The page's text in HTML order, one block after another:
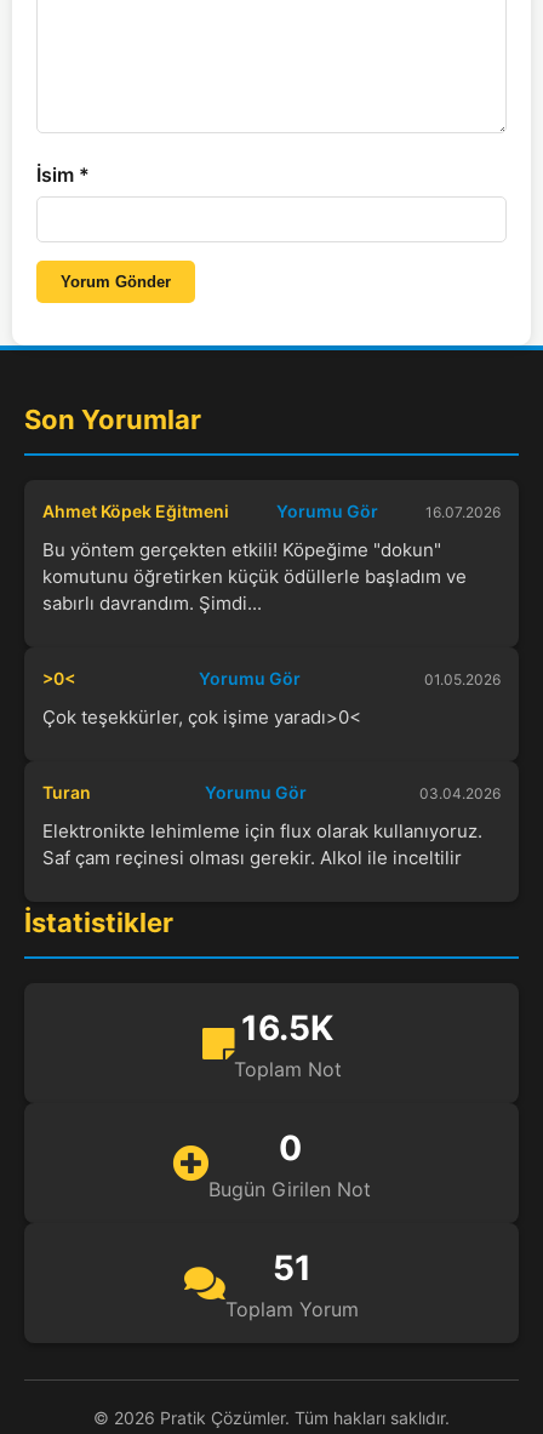
İsim *
Yorum Gönder
Son Yorumlar
Ahmet Köpek Eğitmeni Yorumu Gör 16.07.2026
Bu yöntem gerçekten etkili! Köpeğime "dokun"
komutunu öğretirken küçük ödüllerle başladım ve
sabırlı davrandım. Şimdi...
>0< Yorumu Gör 01.05.2026
Çok teşekkürler, çok işime yaradı>0<
Turan Yorumu Gör 03.04.2026
Elektronikte lehimleme için flux olarak kullanıyoruz.
Saf çam reçinesi olması gerekir. Alkol ile inceltilir
İstatistikler
16.5K
Toplam Not
0
Bugün Girilen Not
51
Toplam Yorum
© 2026 Pratik Çözümler. Tüm hakları saklıdır.